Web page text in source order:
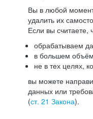
Вы в любой
удалить их
Если вы считаете,
обрабатываем
в большем
не в тех целях,
вы можете
данных или
(ст. 21 Закона).